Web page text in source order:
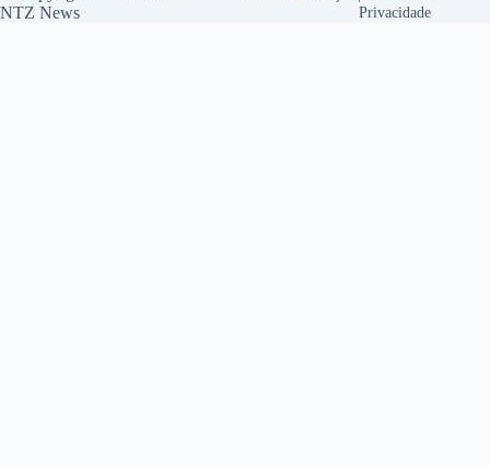
NTZ News
Privacidade